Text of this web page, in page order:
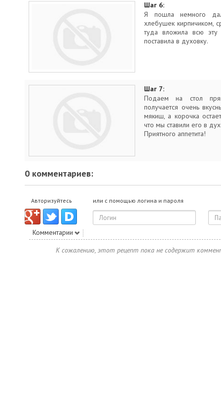
Шаг 6:
Я пошла немного
хлебушек кирпичиком,
туда вложила всю
поставила в духовку.
Шаг 7:
Подаем на стол
получается очень
мякиш, а корочка
что мы ставили его в
Приятного аппетита!
0 комментариев:
Авторизуйтесь или с помощью логина и пароля
Комментарии
К сожалению, этот рецепт пока не содержит